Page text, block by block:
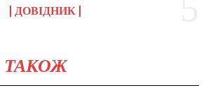
ДОВІДНИК
ТАКОЖ